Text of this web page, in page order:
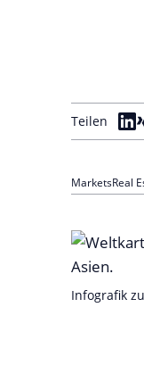
Teilen
MarketsReal
Infografik